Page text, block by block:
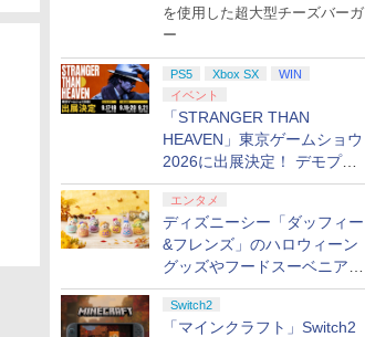
を使用した超大型チーズバーガ
ー
PS5 Xbox SX
WIN
イベント
「STRANGER THAN
HEAVEN」東京ゲームショウ
2026に出展決定！ デモプレ
イや体験型展示も
エンタメ
ディズニーシー「ダッフィー
&フレンズ」のハロウィーン
グッズやフードスーベニアが
8月25日より発売
Switch2
「マインクラフト」Switch2